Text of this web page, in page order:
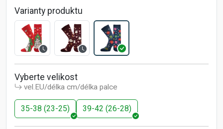
Varianty produktu
Vyberte velikost
vel.EU/délka cm/délka palce
35-38 (23-25) 39-42 (26-28)